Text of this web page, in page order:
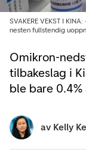
Omikron-
tilbakeslag i
ble bare 0.4%
SVAKERE VEKST I
nesten fullstendig
av Kelly